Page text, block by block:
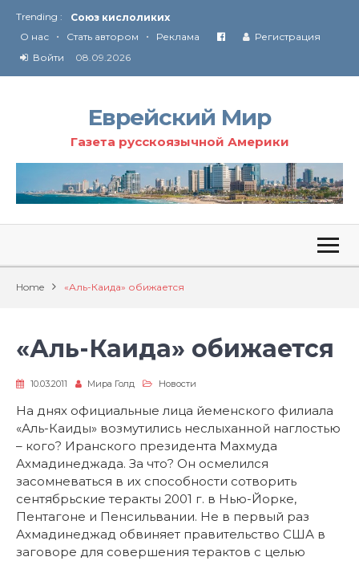
Trending :
Союз кислоликих
Соглашение США с Ираном
Технология Революции в Иране
О нас • Стать автором • Реклама
Регистрация
Войти
08.09.2026
Еврейский Мир
Газета русскоязычной Америки
Home «Аль-Каида» обижается
«Аль-Каида» обижается
10.03.2011 Мира Голд Новости
На днях официальные лица йеменского филиала
«Аль-Каиды» возмутились неслыханной наглостью
– кого? Иранского президента Махмуда
Ахмадинеджада. За что? Он осмелился
засомневаться в их способности сотворить
сентябрьские теракты 2001 г. в Нью-Йорке,
Пентагоне и Пенсильвании. Не в первый раз
Ахмадинеджад обвиняет правительство США в
заговоре для совершения терактов с целью